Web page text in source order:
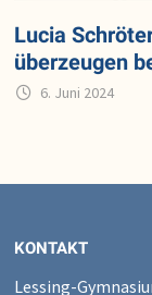
Lucia
überzeugen
6. Juni 2024
KONTAKT
Lessing-